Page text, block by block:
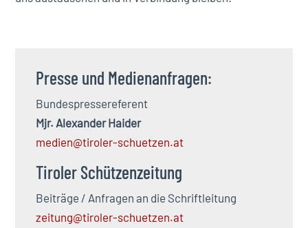
Presse und Medienanfragen:
Bundespressereferent
Mjr. Alexander Haider
medien@tiroler-schuetzen.at
Tiroler Schützenzeitung
Beiträge / Anfragen an die Schriftleitung
zeitung@tiroler-schuetzen.at